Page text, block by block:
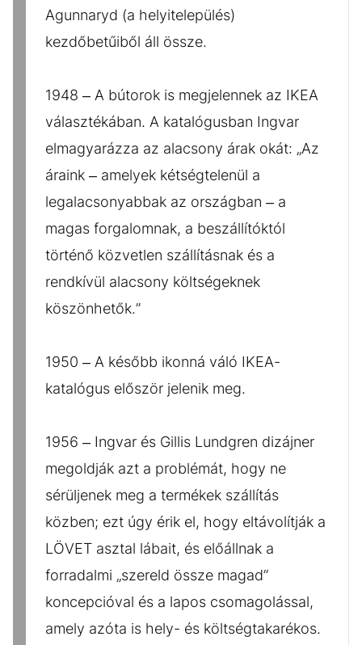
Agunnaryd (a helyitelepülés)
kezdőbetűiből áll össze.
1948 – A bútorok is megjelennek az IKEA
választékában. A katalógusban Ingvar
elmagyarázza az alacsony árak okát: „Az
áraink – amelyek kétségtelenül a
legalacsonyabbak az országban – a
magas forgalomnak, a beszállítóktól
történő közvetlen szállításnak és a
rendkívül alacsony költségeknek
köszönhetők.”
1950 – A később ikonná váló IKEA-
katalógus először jelenik meg.
1956 – Ingvar és Gillis Lundgren dizájner
megoldják azt a problémát, hogy ne
sérüljenek meg a termékek szállítás
közben; ezt úgy érik el, hogy eltávolítják a
LÖVET asztal lábait, és előállnak a
forradalmi „szereld össze magad”
koncepcióval és a lapos csomagolással,
amely azóta is hely- és költségtakarékos.